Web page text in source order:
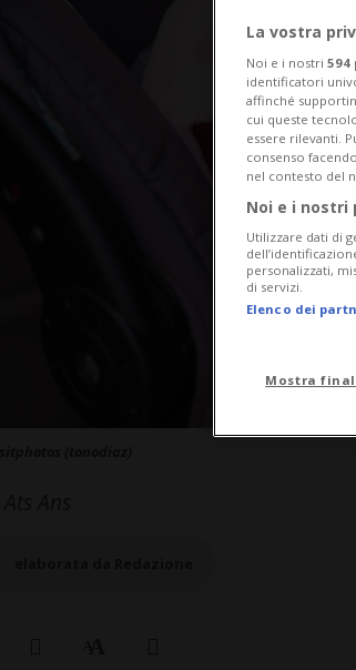
La vostra
Noi e i nostri 594
identificatori
affinché
cui queste
essere rilevanti.
consenso
nel contesto del
Noi e i
Utilizzare dati di
personalizzati,
di servizi.
Elenco dei
Mostra